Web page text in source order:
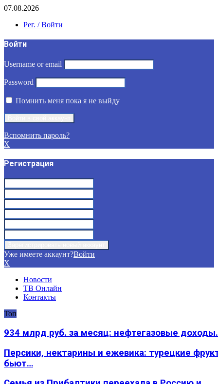
07.08.2026
Рег. / Войти
Войти
Username or email
Password
Помнить меня пока я не выйду
Вспомнить пароль?
X
Регистрация
Уже имеете аккаунт?Войти
X
Новости
ТВ Онлайн
Контакты
Топ
934 млрд руб. за месяц: нефтегазовые
Персики, нектарины и ежевика: турецкие
бьют…